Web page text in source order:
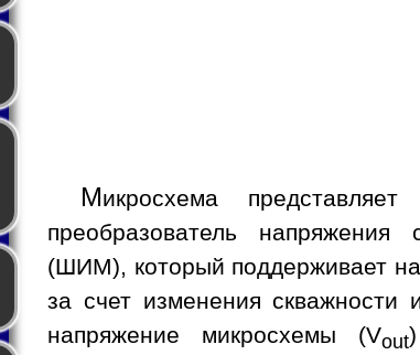
Микросхема
преобразователь
(ШИМ), который поддерживает
за счет изменения
напряжение микросхемы (Vout